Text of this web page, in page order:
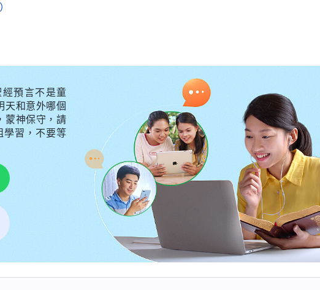
神話語的審判刑罰，再結合神擺設實際的環境與人事物來顯明我
得着變化，良心理智慢慢得着恢復，成為順服神、愛神的人，也
際，除了神没有人能説透這些奥秘。現在我明白了，原來審判
就揭露完的，也不是一朝一夕就能變化的，需要慢慢地去經歷，
實際了！
歷神的審判，使我對神更定真
的話，在神的話裏我明白了神拯救人的急切心意，開始和弟兄
幾個弟兄姊妹接受了全能神的末世作工，心裏美滋滋的。一次，
個機會想讓
的劉弟兄給她傳國度福音，可那天劉弟兄有事
就不太願意了，覺得他們不懂天主教的聖經，不如劉弟兄交通
守天主教的一些觀念，不願意接受全能神的末世作工，我心裏
的聖經，不會交通，才没能把教友傳回來的，如果是我談的話
大家的面説：「花了這麽長時間，費了這麽大勁，還没傳過來
預言不是童
天和意外哪個
蒙神保守，請
學習，不要等